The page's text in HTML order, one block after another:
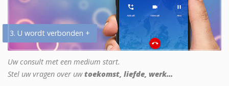
3. U wordt verbonden +
Uw consult met een medium start.
Stel uw vragen over uwtoekomst, liefde, werk...